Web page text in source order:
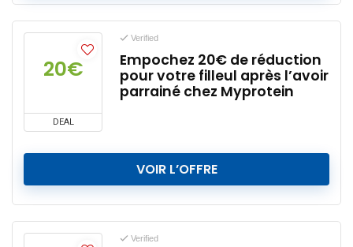
20€
DEAL
Verified
Empochez 20€ de réduction
pour votre filleul après l’avoir
parrainé chez Myprotein
VOIR L’OFFRE
Verified